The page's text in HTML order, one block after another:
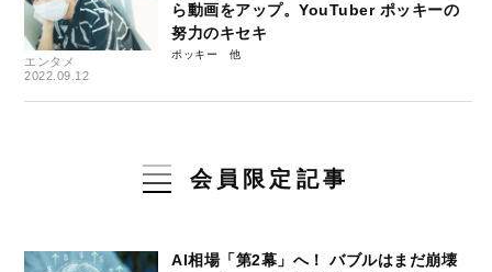
エンタメ
2022.09.12
ら動画をアップ。YouTuber ポッキーの
努力のキセキ
ポッキー
会員限定記事
AI相場「第2幕」へ！ バブルはまだ崩壊